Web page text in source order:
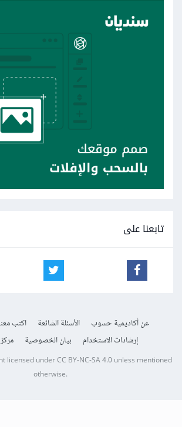
تابعنا على
عن أكاديمية حسوب الأسئلة الشائعة اكتب
إرشادات الاستخدام
بيان الخصوصية
licensed underCC BY-NC-SA 4.0unless mentioned
otherwise.